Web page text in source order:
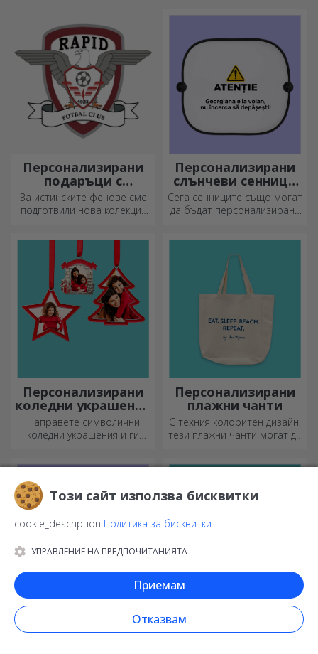
джобна бутилка?
Персонализирани
подаръци с
официална
лицензия - FC Rapid
За истинските фенове сме
подготвили нова колекция
партньорство с бяло-
лилавия отбор.
Персонализирани
слънчеви сенници
за автомобили
Сега сенниците също могат
да бъдат персонализирани
Персонализирани
коледни украшения
за елха
Направете символични
коледни украшения и ги
Персонализирани
плажни чанти
С техния колоритен дизайн,
тези плажни чанти могат да
Персонализирани
раници
Персонализирани
плакати
Този сайт използва бисквитки
cookie_description Политика за бисквитки
УПРАВЛЕНИЕ НА ПРЕДПОЧИТАНИЯТА
Приемам
Отказвам